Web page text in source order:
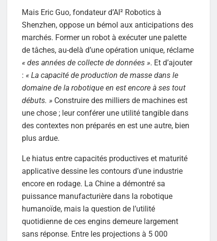
Mais Eric Guo, fondateur d’AI² Robotics à
Shenzhen, oppose un bémol aux anticipations des
marchés. Former un robot à exécuter une palette
de tâches, au-delà d’une opération unique, réclame
« des années de collecte de données ». Et d’ajouter
: « La capacité de production de masse dans le
domaine de la robotique en est encore à ses tout
débuts. » Construire des milliers de machines est
une chose ; leur conférer une utilité tangible dans
des contextes non préparés en est une autre, bien
plus ardue.
Le hiatus entre capacités productives et maturité
applicative dessine les contours d’une industrie
encore en rodage. La Chine a démontré sa
puissance manufacturière dans la robotique
humanoïde, mais la question de l’utilité
quotidienne de ces engins demeure largement
sans réponse. Entre les projections à 5 000